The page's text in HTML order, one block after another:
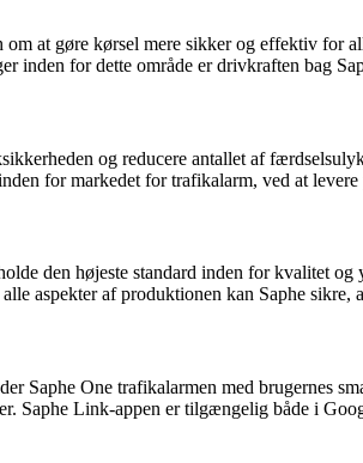
at gøre kørsel mere sikker og effektiv for
inden for dette område er drivkraften bag
og reducere antallet af
for markedet for trafikalarm, ved at
den højeste standard inden for kvalitet
aspekter af produktionen kan Saphe
Saphe One trafikalarmen med brugernes
Saphe Link-appen er tilgængelig både i